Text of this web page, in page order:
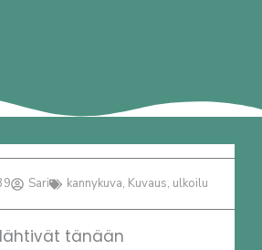
Sari kannykuva, Kuvaus, ulkoilu
lähtivät tänään